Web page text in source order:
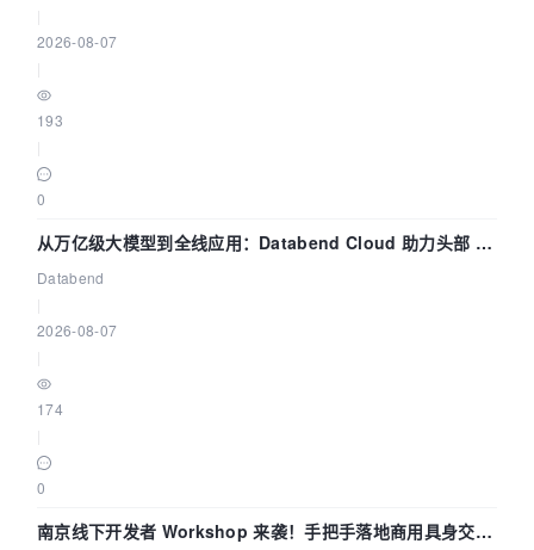
2026-08-07
193
0
从万亿级大模型到全线应用：Databend Cloud 助力头部 AI
企业构建全链路 Trace 数据管道
Databend
2026-08-07
174
0
南京线下开发者 Workshop 来袭！手把手落地商用具身交互